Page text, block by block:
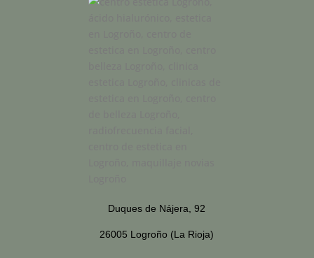
Duques de Nájera, 92
26005 Logroño (La Rioja)